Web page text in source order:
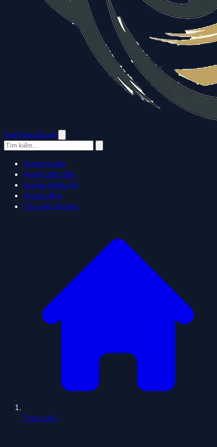
manhua.edu.vn
Anime ngầu
Anime độc đáo
Anime nhân vật
Anime đẹp
Thư viện Anime
Trang chủ